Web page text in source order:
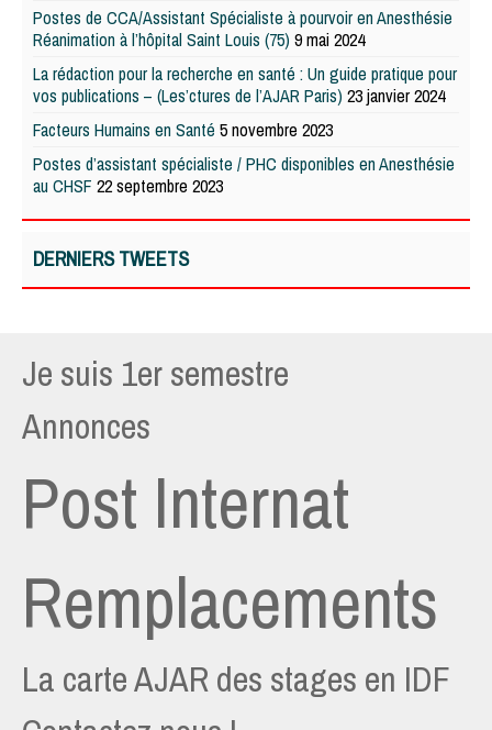
Postes de CCA/Assistant Spécialiste à pourvoir en Anesthésie
Réanimation à l’hôpital Saint Louis (75) 9 mai 2024
La rédaction pour la recherche en santé : Un guide pratique pour
vos publications – (Les’ctures de l’AJAR Paris) 23 janvier 2024
Facteurs Humains en Santé 5 novembre 2023
Postes d’assistant spécialiste / PHC disponibles en Anesthésie
au CHSF 22 septembre 2023
DERNIERS TWEETS
Je suis 1er semestre
Annonces
Post Internat
Remplacements
La carte AJAR des stages en IDF